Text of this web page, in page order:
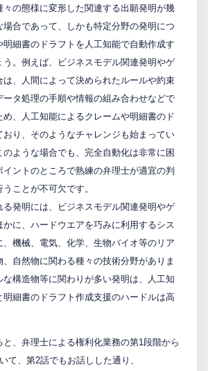
々の態様に変形した関連する出願発明が幾
合であって、しかも特定分野の発明につ
明細書のドラフトを人工知能で自動作成す
う。例えば、ビジネスモデル関連発明やゲ
は、人間によって決められたルールや約束
ータ処理の手順や情報の組み合わせなどで
、人工知能によるクレームや明細書のド
おり、そのようなチャレンジも始まってい
のような場合でも、完全自動化は非常に困
ントのところで熟練の弁理士が適宜の判
ことが不可欠です。
る発明には、ビジネスモデル関連発明やゲ
かに、ハードウエアを巧みに利用するシス
、機械、電気、化学、生物バイオ等のリア
、自然物に関わる種々の技術分野がありま
構造物等に関わりが多い発明は、人工知
明細書のドラフト作成支援のハードルは高
と、弁理士による権利化業務の第1段階から
て、第2話でもお話しした通り、